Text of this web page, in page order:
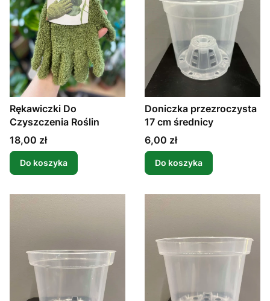
Rękawiczki Do
Czyszczenia Roślin
Cena
18,00 zł
Do koszyka
Doniczka przezroczysta
17 cm średnicy
Cena
6,00 zł
Do koszyka